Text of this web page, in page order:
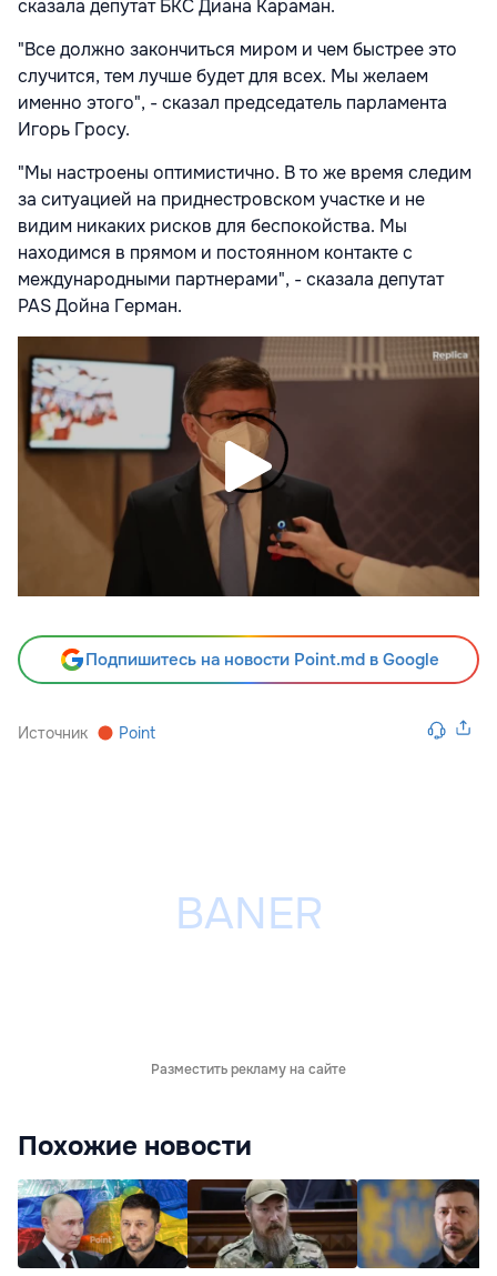
сказала депутат БКС Диана Караман.
"Все должно закончиться миром и чем быстрее это
случится, тем лучше будет для всех. Мы желаем
именно этого", - сказал председатель парламента
Игорь Гросу.
"Мы настроены оптимистично. В то же время следим
за ситуацией на приднестровском участке и не
видим никаких рисков для беспокойства. Мы
находимся в прямом и постоянном контакте с
международными партнерами", - сказала депутат
PAS Дойна Герман.
Подпишитесь на новости Point.md в Google
Источник Point
Разместить рекламу на сайте
Похожие новости